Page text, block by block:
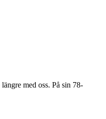
med oss. På sin 78-